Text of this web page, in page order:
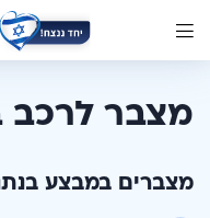
מצבר לרכב
מצברים במבצע ב